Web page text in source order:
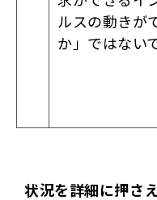
ルスの動きが
か」ではない
状況を詳細に押